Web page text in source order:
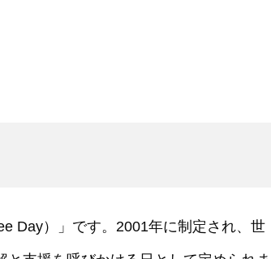
Day）」です。2001年に制定され、世